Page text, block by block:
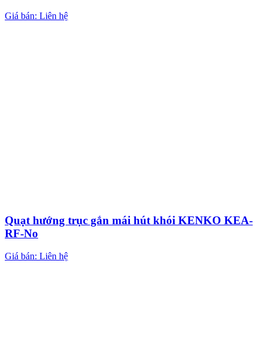
Giá bán: Liên hệ
Quạt hướng trục gắn mái hút khói KENKO KEA-
RF-No
Giá bán: Liên hệ